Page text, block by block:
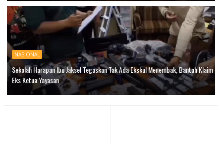
NASIONAL
Sekolah Harapan Ibu Jaksel Tegaskan Tak Ada Ekskul Menembak, Bantah Klaim
Eks Ketua Yayasan